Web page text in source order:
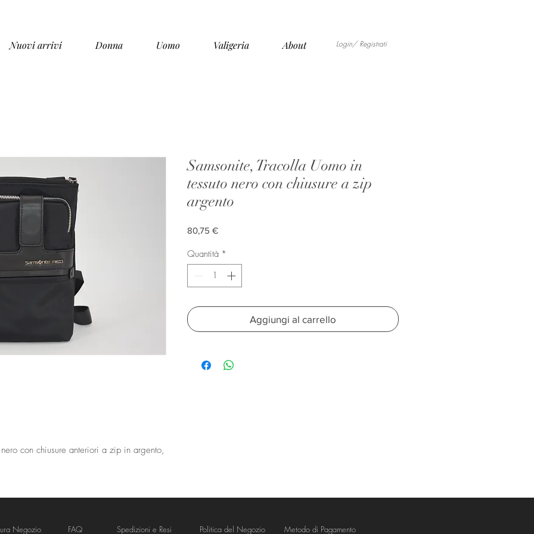
Nuovi arrivi Donna Uomo Valigeria About Login/ Registrati
con chiusure anteriori a zip in argento,
Samsonite, Tracolla Uomo in
tessuto nero con chiusure a zip
argento
80,75 €Prezzo
Quantità *
Aggiungi al carrello
Negozio FAQ Spedizioni e Resi Politica del Negozio Metodo di Pagamento